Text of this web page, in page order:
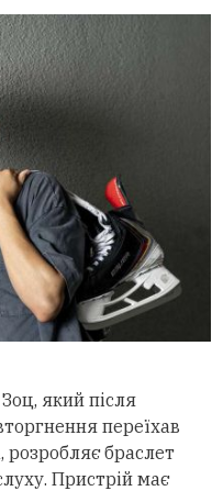
який після
переїхав
браслет
Пристрій має